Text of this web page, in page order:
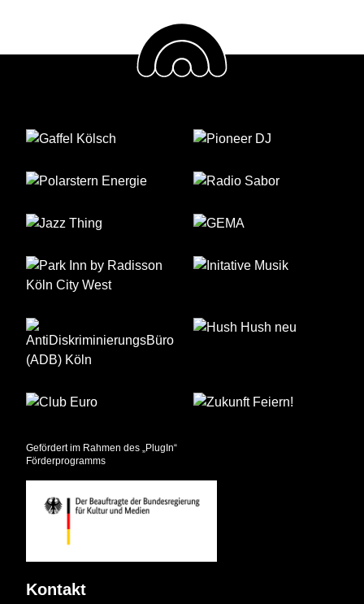
Gefördert im Rahmen des „PlugIn“
Förderprogramms
Kontakt